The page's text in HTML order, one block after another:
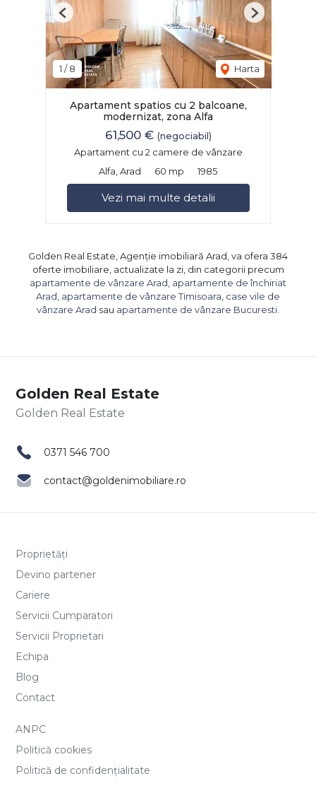
1 /8 Harta
Previous Next
Apartament spatios cu 2 balcoane,
modernizat, zona Alfa
61,500 € (negociabil)
Apartament cu 2 camere de vânzare
Alfa, Arad
60 mp 1985
Vezi mai multe detalii
Golden Real Estate, Agenție imobiliară Arad, va ofera 384
oferte imobiliare, actualizate la zi, din categorii precum
apartamente de vânzare Arad apartamente de închiriat
Arad apartamente de vânzare Timisoara case vile de
vânzare Arad sau apartamente de vânzare Bucuresti
Golden Real Estate
0371 546 700
contact@goldenimobiliare.ro
Proprietăți
Devino partener
Cariere
Servicii Cumparatori
Servicii Proprietari
Echipa
Blog
Contact
ANPC
Politică cookies
Politică de confidențialitate